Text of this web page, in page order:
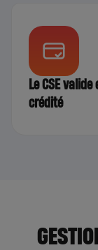
Le CSE
crédité